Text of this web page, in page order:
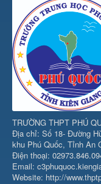
TRƯỜNG THPT PHÚ
Địa chỉ: Số 18- Đường
khu Phú Quốc, Tỉnh An
Điện thoại:
Email:
Website: http://